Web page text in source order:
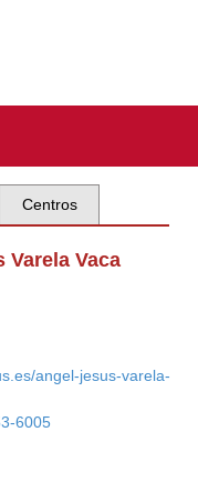
Centros
Varela Vaca
angel-jesus-varela-
6005